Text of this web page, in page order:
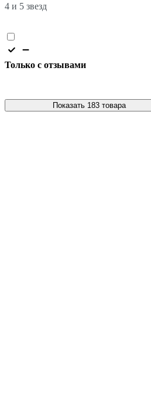
4 и 5 звезд
Только с отзывами
Показать 183 товара